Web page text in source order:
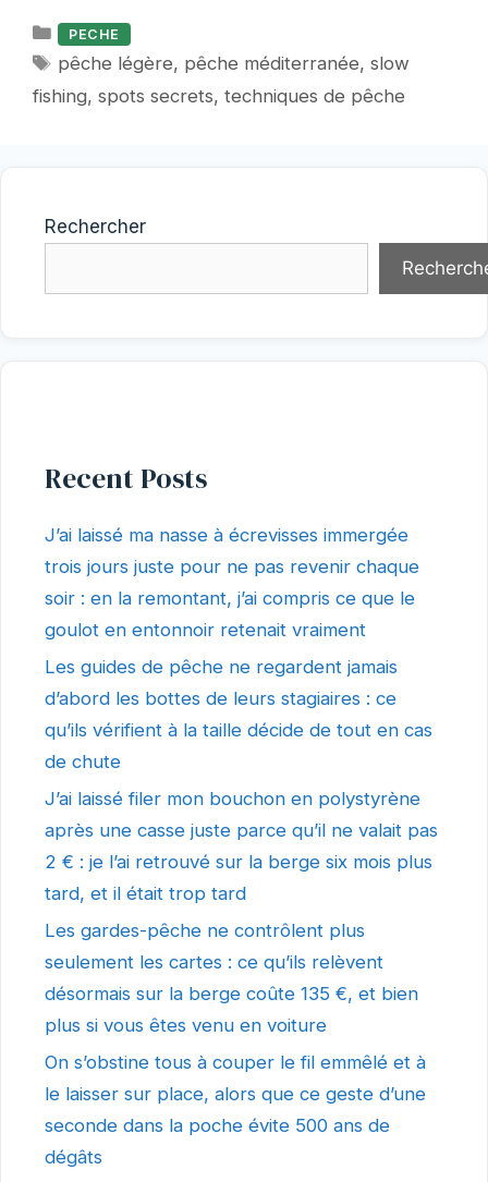
Catégories
PECHE
Étiquettes
pêche légère, pêche méditerranée,slow
fishing, spots secrets, techniques de pêche
Rechercher
Recent Posts
J’ai laissé ma nasse à écrevisses immergée
trois jours juste pour ne pas revenir chaque
soir : en la remontant, j’ai compris ce que le
goulot en entonnoir retenait vraiment
Les guides de pêche ne regardent jamais
d’abord les bottes de leurs stagiaires : ce
qu’ils vérifient à la taille décide de tout en cas
de chute
J’ai laissé filer mon bouchon en polystyrène
après une casse juste parce qu’il ne valait pas
2 € : je l’ai retrouvé sur la berge six mois plus
tard, et il était trop tard
Les gardes-pêche ne contrôlent plus
seulement les cartes : ce qu’ils relèvent
désormais sur la berge coûte 135 €, et bien
plus si vous êtes venu en voiture
On s’obstine tous à couper le fil emmêlé et à
le laisser sur place, alors que ce geste d’une
seconde dans la poche évite 500 ans de
dégâts